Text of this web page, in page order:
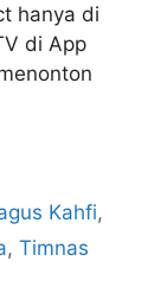
hanya di
di App
Kahfi,
, Timnas